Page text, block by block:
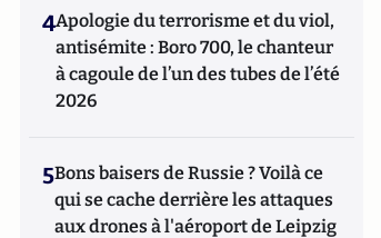
4Apologie du terrorisme et du viol,
antisémite : Boro 700, le chanteur
à cagoule de l’un des tubes de l’été
2026
5Bons baisers de Russie ? Voilà ce
qui se cache derrière les attaques
aux drones à l'aéroport de Leipzig